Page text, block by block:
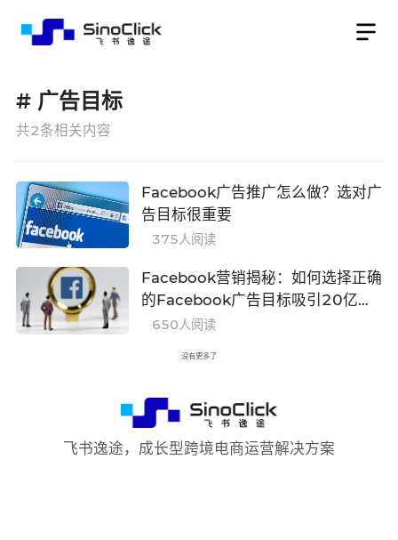
# 广告目标
共2条相关内容
Facebook广告推广怎么做？选对广
告目标很重要
375人阅读
Facebook营销揭秘：如何选择正确
的Facebook广告目标吸引20亿潜
在用户？
650人阅读
没有更多了
飞书逸途，成长型跨境电商运营解决方案